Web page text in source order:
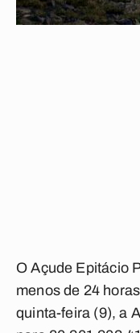
O Açude Epitácio
menos de 24
quinta-feira (9), a